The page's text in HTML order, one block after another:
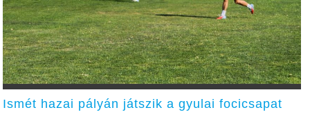
Ismét hazai pályán játszik a gyulai focicsapat